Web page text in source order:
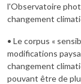
l'Observatoire
changement
• Le corpus «
modifications
changement
pouvant être de